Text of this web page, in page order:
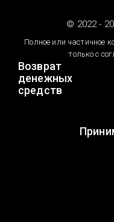
© 2022 -
Полное или частичное
только с
Возврат
денежных
средств